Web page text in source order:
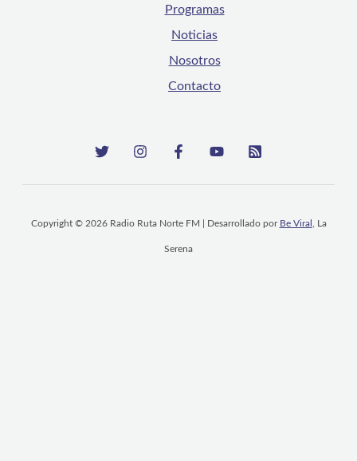
Programas
Noticias
Nosotros
Contacto
Copyright © 2026 Radio Ruta Norte FM | Desarrollado por Be Viral , La
Serena